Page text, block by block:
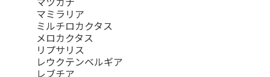
マミラリア
ミルチロカクタス
メロカクタス
リプサリス
レウクテンベルギア
レブチア